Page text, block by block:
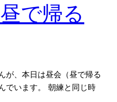
で帰る
が、本日は昼会（昼で帰る
でいます。 朝練と同じ時